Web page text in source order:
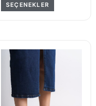
SEÇENEKLER